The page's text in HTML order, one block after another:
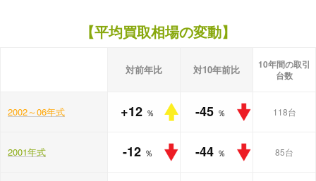
【平均買取相場の変動】
対前年比 対10年前比
10年間の取引
台数
2002～06年式 +12 ％ -45 ％ 118台
2001年式 -12 ％ -44 ％ 85台